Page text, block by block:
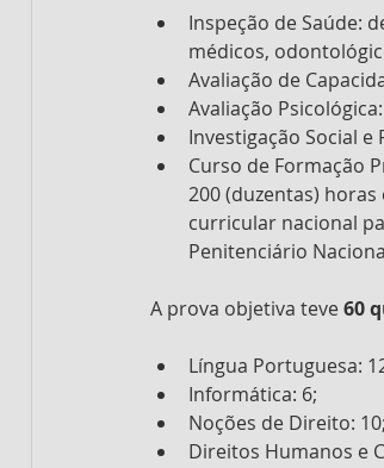
Inspeção de Saúde:
médicos,
Avaliação de
Avaliação
Investigação Social
Curso de Formação
200 (duzentas)
curricular nacional
Penitenciário
A prova objetiva teve 60
Língua Portuguesa:
Informática: 6;
Noções de Direito: 10;
Direitos Humanos e